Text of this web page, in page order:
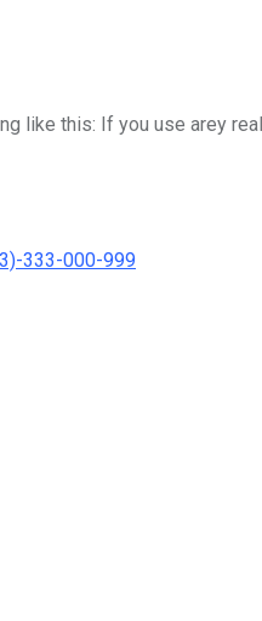
like this: If you use arey
333-000-999